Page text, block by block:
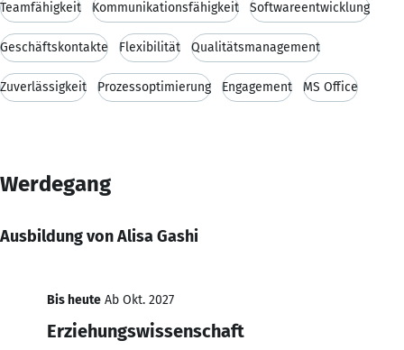
Teamfähigkeit Kommunikationsfähigkeit Softwareentwicklung
Geschäftskontakte Flexibilität Qualitätsmanagement
Zuverlässigkeit Prozessoptimierung Engagement MS Office
Werdegang
Ausbildung von Alisa Gashi
Bis heute Ab Okt. 2027
Erziehungswissenschaft